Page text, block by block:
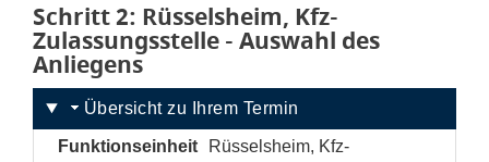
Schritt 2von 6
: Rüsselsheim, Kfz-
Zulassungsstelle - Auswahl des
Anliegens
Übersicht zu Ihrem Termin
Funktionseinheit
Rüsselsheim, Kfz-